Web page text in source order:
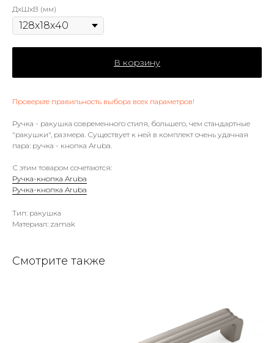
ДхШхВ (мм)
В корзину
Проверьте правильность выбора всех параметров!
Ручка - ракушка современного стиля, большего, чем стандартные
"ракушки", размера. Существует к ней в комплект очень удачная
пара: ручка - кнопка Aruba.
С этим товаром сочетаются:
Ручка-кнопка Aruba
Ручка-кнопка Aruba
Тип: ракушка
Материал: zamak
Смотрите также